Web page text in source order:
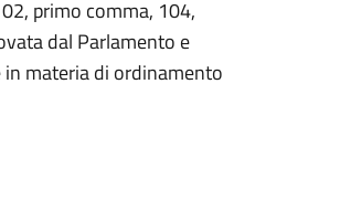
primo comma, 104,
dal Parlamento e
materia di ordinamento